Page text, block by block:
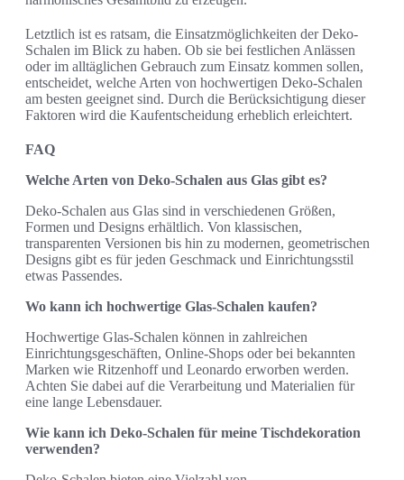
Letztlich ist es ratsam, die Einsatzmöglichkeiten der Deko-
Schalen im Blick zu haben. Ob sie bei festlichen Anlässen
oder im alltäglichen Gebrauch zum Einsatz kommen sollen,
entscheidet, welche Arten von hochwertigen Deko-Schalen
am besten geeignet sind. Durch die Berücksichtigung dieser
Faktoren wird die Kaufentscheidung erheblich erleichtert.
FAQ
Welche Arten von Deko-Schalen aus Glas gibt es?
Deko-Schalen aus Glas sind in verschiedenen Größen,
Formen und Designs erhältlich. Von klassischen,
transparenten Versionen bis hin zu modernen, geometrischen
Designs gibt es für jeden Geschmack und Einrichtungsstil
etwas Passendes.
Wo kann ich hochwertige Glas-Schalen kaufen?
Hochwertige Glas-Schalen können in zahlreichen
Einrichtungsgeschäften, Online-Shops oder bei bekannten
Marken wie Ritzenhoff und Leonardo erworben werden.
Achten Sie dabei auf die Verarbeitung und Materialien für
eine lange Lebensdauer.
Wie kann ich Deko-Schalen für meine Tischdekoration
verwenden?